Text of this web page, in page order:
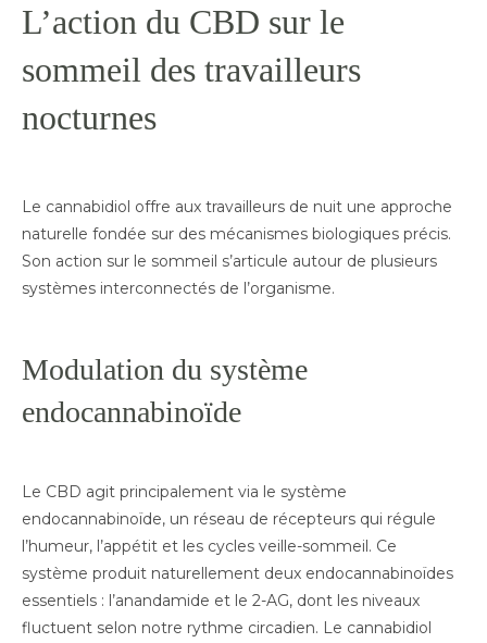
L’action du CBD sur le
sommeil des travailleurs
nocturnes
Le cannabidiol offre aux travailleurs de nuit une approche
naturelle fondée sur des mécanismes biologiques précis.
Son action sur le sommeil s’articule autour de plusieurs
systèmes interconnectés de l’organisme.
Modulation du système
endocannabinoïde
Le CBD agit principalement via le système
endocannabinoïde, un réseau de récepteurs qui régule
l’humeur, l’appétit et les cycles veille-sommeil. Ce
système produit naturellement deux endocannabinoïdes
essentiels : l’anandamide et le 2-AG, dont les niveaux
fluctuent selon notre rythme circadien. Le cannabidiol